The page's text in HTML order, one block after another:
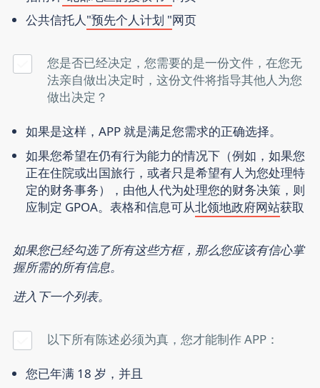
公共信托人"预先个人计划 "网页
您是否已经决定，您需要的是一份文件，在您无
法亲自做出决定时，这份文件将指导其他人为您
做出决定？
如果是这样，APP 就是满足您需求的正确选择。
如果您希望在仍有行为能力的情况下（例如，如果您
正在住院或出国旅行，或者只是希望有人为您处理特
定的财务事务），由他人代为处理您的财务决策，则
应制定 GPOA。表格和信息可从北领地政府网站获取
如果您已经勾选了所有这些方框，那么您应该有信心掌
握所需的所有信息。
进入下一个列表。
以下所有陈述必须为真，您才能制作 APP：
您已年满 18 岁 ，并且